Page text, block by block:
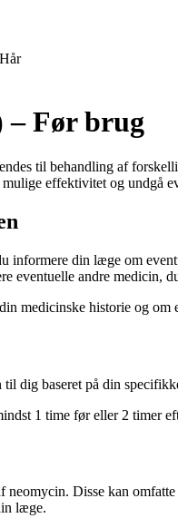
Hår
– Før brug
til behandling af
effektivitet og
informere din læge om
eventuelle andre
medicinske historie og
dig baseret på din
1 time før eller 2 timer
neomycin. Disse kan
læge.